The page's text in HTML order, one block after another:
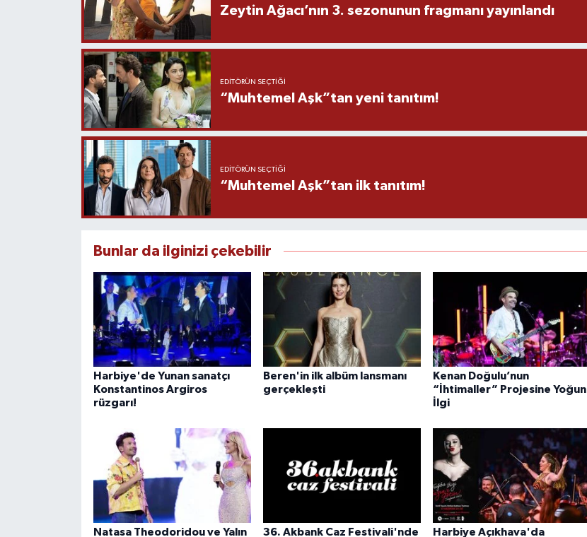
Zeytin Ağacı’nın 3. sezonunun fragmanı yayınlandı
EDITÖRÜN SEÇTIĞI
“Muhtemel Aşk”tan yeni tanıtım!
EDITÖRÜN SEÇTIĞI
“Muhtemel Aşk”tan ilk tanıtım!
Bunlar da ilginizi çekebilir
Harbiye'de Yunan sanatçı
Konstantinos Argiros
rüzgarı!
Beren'in ilk albüm lansmanı
gerçekleşti
Kenan Doğulu’nun
“İhtimaller” Projesine Yoğun
İlgi
Natasa Theodoridou ve Yalın 36. Akbank Caz Festivali'nde Harbiye Açıkhava'da